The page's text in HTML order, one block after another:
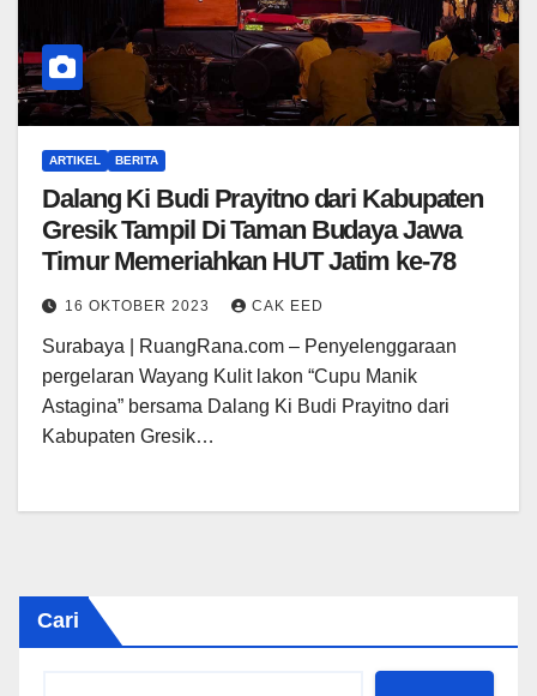
ARTIKEL BERITA
Dalang Ki Budi Prayitno dari Kabupaten
Gresik Tampil Di Taman Budaya Jawa
Timur Memeriahkan HUT Jatim ke-78
16 OKTOBER 2023 CAK EED
Surabaya | RuangRana.com – Penyelenggaraan
pergelaran Wayang Kulit lakon “Cupu Manik
Astagina” bersama Dalang Ki Budi Prayitno dari
Kabupaten Gresik…
Cari